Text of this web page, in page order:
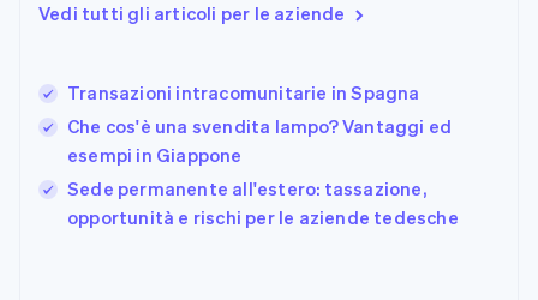
Vedi tutti gli articoli per le aziende
Transazioni intracomunitarie in Spagna
Che cos'è una svendita lampo? Vantaggi ed
esempi in Giappone
Sede permanente all'estero: tassazione,
opportunità e rischi per le aziende tedesche
Germania
日本語English
English
Grecia
English
India
English